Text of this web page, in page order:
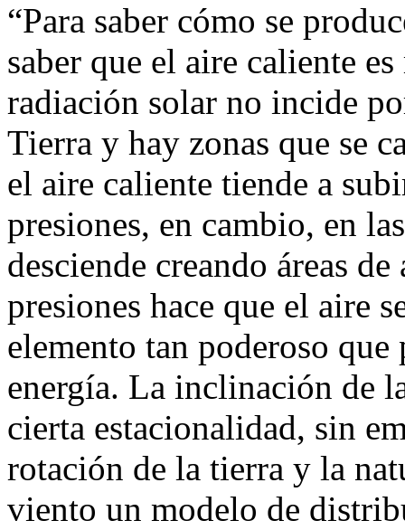
“Para saber cómo se
saber que el aire caliente
radiación solar no incide
Tierra y hay zonas que se
el aire caliente tiende a
presiones, en cambio, en
desciende creando áreas
presiones hace que el aire
elemento tan poderoso
energía. La inclinación de
cierta estacionalidad, sin
rotación de la tierra y la
viento un modelo de